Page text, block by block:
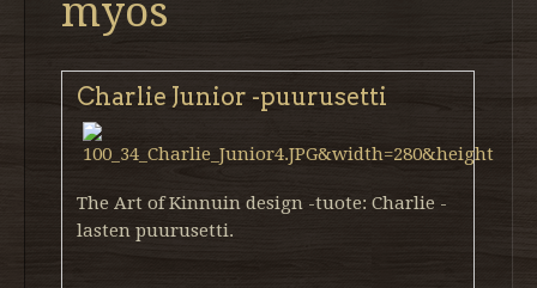
myös
Charlie Junior -puurusetti
The Art of Kinnuin design -tuote: Charlie -
lasten puurusetti.